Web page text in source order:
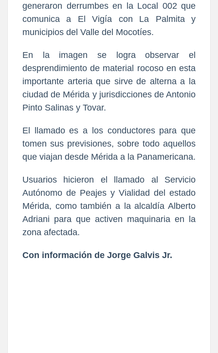
generaron derrumbes en la Local 002 que
comunica a El Vigía con La Palmita y
municipios del Valle del Mocotíes.
En la imagen se logra observar el
desprendimiento de material rocoso en esta
importante arteria que sirve de alterna a la
ciudad de Mérida y jurisdicciones de Antonio
Pinto Salinas y Tovar.
El llamado es a los conductores para que
tomen sus previsiones, sobre todo aquellos
que viajan desde Mérida a la Panamericana.
Usuarios hicieron el llamado al Servicio
Autónomo de Peajes y Vialidad del estado
Mérida, como también a la alcaldía Alberto
Adriani para que activen maquinaria en la
zona afectada.
Con información de Jorge Galvis Jr.